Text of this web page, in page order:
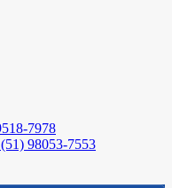
7978
98053-7553